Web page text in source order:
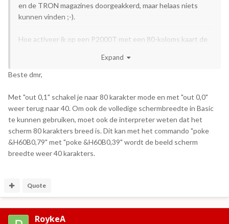
en de TRON magazines doorgeakkerd, maar helaas niets
kunnen vinden ;-).
Hoe activeer ik op een P2000T met een 80-koloms kaart de
Expand
Beste dmr,
Met "out 0,1" schakel je naar 80 karakter mode en met "out 0,0"
weer terug naar 40. Om ook de volledige schermbreedte in Basic
te kunnen gebruiken, moet ook de interpreter weten dat het
scherm 80 karakters breed is. Dit kan met het commando "poke
&H60B0,79" met "poke &H60B0,39" wordt de beeld scherm
breedte weer 40 karakters.
Quote
RoykeA